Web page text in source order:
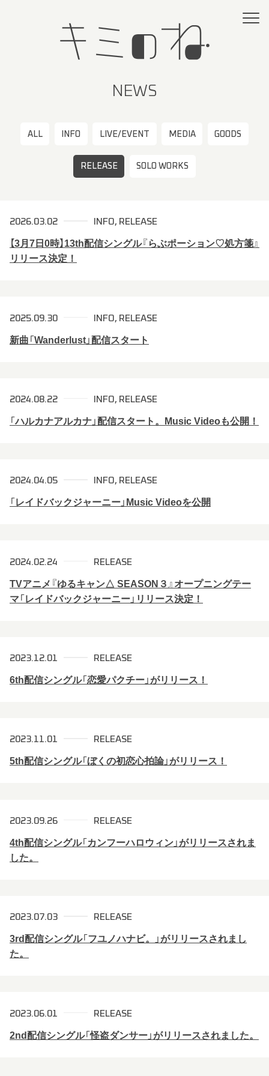
NEWS
ALL INFO LIVE/EVENT MEDIA GOODS
RELEASE SOLO WORKS
2026.03.02 INFO RELEASE
【3月7日0時】13th配信シングル『らぶポーション♡処方箋』
リリース決定！
2025.09.30 INFO RELEASE
新曲「Wanderlust」配信スタート
2024.08.22 INFO RELEASE
「ハルカナアルカナ」配信スタート。Music Videoも公開！
2024.04.05 INFO RELEASE
「レイドバックジャーニー」Music Videoを公開
2024.02.24 RELEASE
TVアニメ『ゆるキャン△ SEASON３』オープニングテー
マ「レイドバックジャーニー」リリース決定！
2023.12.01 RELEASE
6th配信シングル「恋愛パクチー」がリリース！
2023.11.01 RELEASE
5th配信シングル「ぼくの初恋心拍論」がリリース！
2023.09.26 RELEASE
4th配信シングル「カンフーハロウィン」がリリースされま
した。
2023.07.03 RELEASE
3rd配信シングル「フユノハナビ。」がリリースされまし
た。
2023.06.01 RELEASE
2nd配信シングル「怪盗ダンサー」がリリースされました。